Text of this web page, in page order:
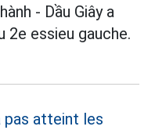
- Dầu Giây a
2e essieu gauche.